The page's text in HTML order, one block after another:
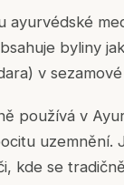
ayurvédské
byliny
v
používá v
kde se